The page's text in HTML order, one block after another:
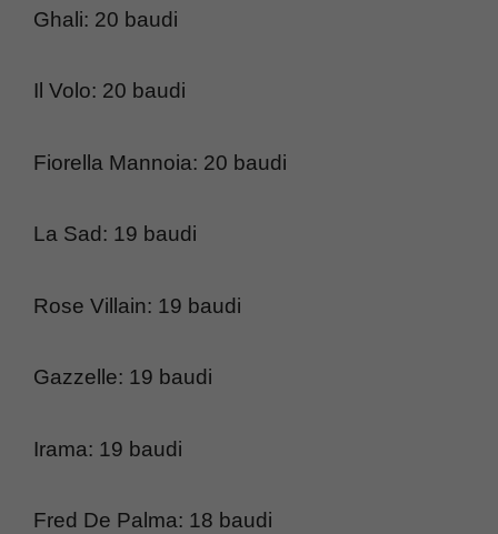
Ghali: 20 baudi
Il Volo: 20 baudi
Fiorella Mannoia: 20 baudi
La Sad: 19 baudi
Rose Villain: 19 baudi
Gazzelle: 19 baudi
Irama: 19 baudi
Fred De Palma: 18 baudi